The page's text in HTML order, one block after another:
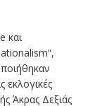
και
“,
εκλογικές
Άκρας Δεξιάς